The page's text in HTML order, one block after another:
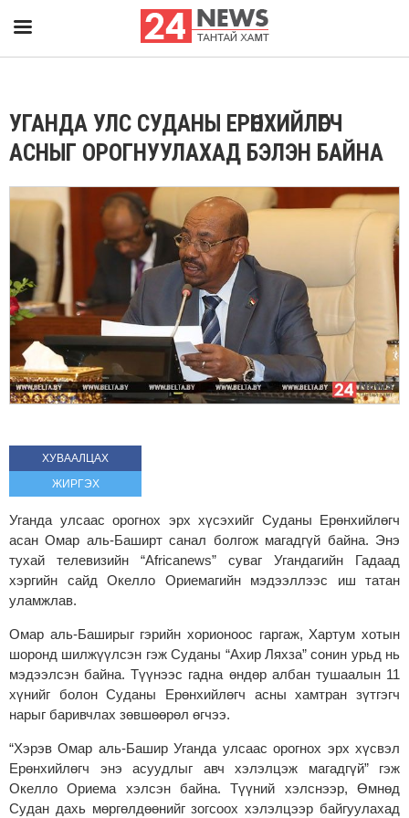
УГАНДА УЛС СУДАНЫ ЕРӨНХИЙЛӨГЧ
АСНЫГ ОРОГНУУЛАХАД БЭЛЭН БАЙНА
ХУВААЛЦАХ
ЖИРГЭХ
Уганда улсаас орогнох эрх хүсэхийг Суданы Ерөнхийлөгч
асан Омар аль-Баширт санал болгож магадгүй байна. Энэ
тухай телевизийн “Africanews” суваг Угандагийн Гадаад
хэргийн сайд Окелло Ориемагийн мэдээллээс иш татан
уламжлав.
Омар аль-Баширыг гэрийн хорионоос гаргаж, Хартум хотын
шоронд шилжүүлсэн гэж Суданы “Ахир Ляхза” сонин урьд нь
мэдээлсэн байна. Түүнээс гадна өндөр албан тушаалын 11
хүнийг болон Суданы Ерөнхийлөгч асны хамтран зүтгэгч
нарыг баривчлах зөвшөөрөл өгчээ.
“Хэрэв Омар аль-Башир Уганда улсаас орогнох эрх хүсвэл
Ерөнхийлөгч энэ асуудлыг авч хэлэлцэж магадгүй” гэж
Окелло Ориема хэлсэн байна. Түүний хэлснээр, Өмнөд
Судан дахь мөргөлдөөнийг зогсоох хэлэлцээр байгуулахад